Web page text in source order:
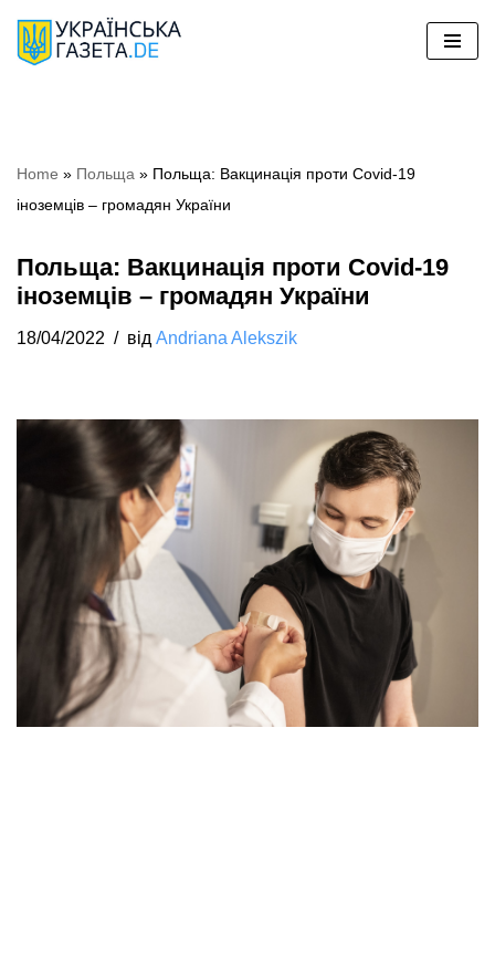
Перейти
Home » Польща » Польща: Вакцинація проти Covid-19
іноземців – громадян України
Польща: Вакцинація проти Covid-19
іноземців – громадян України
18/04/2022 від Andriana Alekszik